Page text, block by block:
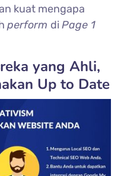
kuat mengapa
perform diPage 1
yang Ahli,
Up to Date